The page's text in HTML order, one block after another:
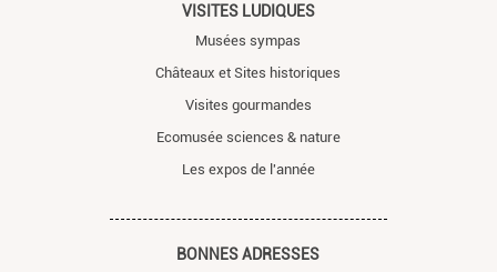
VISITES LUDIQUES
Musées sympas
Châteaux et Sites historiques
Visites gourmandes
Ecomusée sciences & nature
Les expos de l'année
BONNES ADRESSES